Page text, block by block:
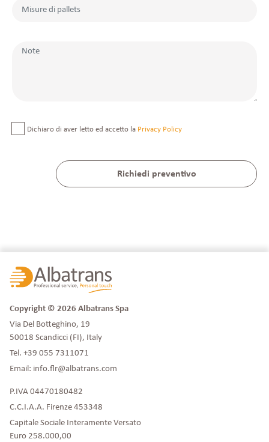
Dichiaro di aver letto ed accetto la Privacy Policy
Copyright © 2026 Albatrans Spa
Via Del Botteghino, 19
50018 Scandicci (FI), Italy
Tel. +39 055 7311071
Email: info.flr@albatrans.com
P.IVA 04470180482
C.C.I.A.A. Firenze 453348
Capitale Sociale Interamente Versato
Euro 258.000,00